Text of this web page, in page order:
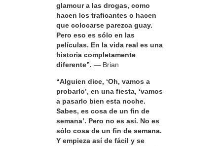
glamour a las drogas, como
hacen los traficantes o hacen
que colocarse parezca guay.
Pero eso es sólo en las
películas. En la vida real es una
historia completamente
diferente”. — Brian
“Alguien dice, ‘Oh, vamos a
probarlo’, en una fiesta, ‘vamos
a pasarlo bien esta noche.
Sabes, es cosa de un fin de
semana’. Pero no es así. No es
sólo cosa de un fin de semana.
Y empieza así de fácil y se